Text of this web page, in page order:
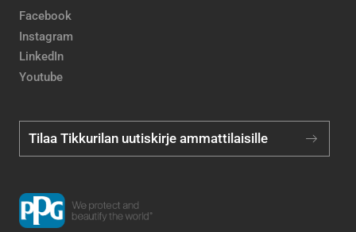
Facebook
Instagram
LinkedIn
Youtube
Tilaa Tikkurilan uutiskirje ammattilaisille